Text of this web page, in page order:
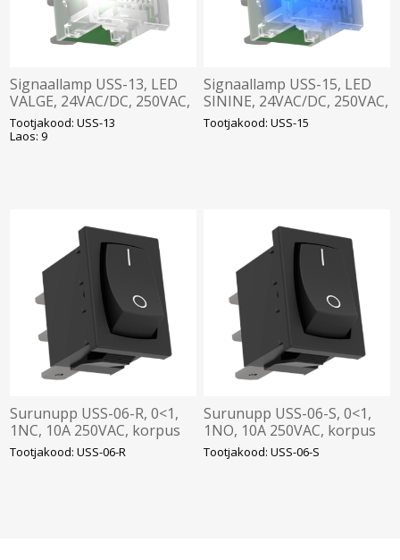
Signaallamp USS-13, LED
VALGE, 24VAC/DC, 250VAC,
Elko
Tootjakood: USS-13
Laos: 9
Signaallamp USS-15, LED
SININE, 24VAC/DC, 250VAC,
Elko
Tootjakood: USS-15
Surunupp USS-06-R, 0<1,
1NC, 10A 250VAC, korpus
USS-ZM-le, Elko
Tootjakood: USS-06-R
Surunupp USS-06-S, 0<1,
1NO, 10A 250VAC, korpus
USS-ZM-le, Elko
Tootjakood: USS-06-S